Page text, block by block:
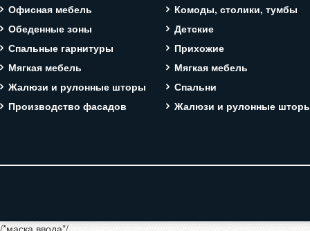
Офисная мебель
Обеденные зоны
Спальные гарнитуры
Мягкая мебель
Жалюзи и рулонные шторы
Производство фасадов
Комоды, столики, тумбы
Детские
Прихожие
Мягкая мебель
Спальни
Жалюзи и рулонные
/*маска ввода*/